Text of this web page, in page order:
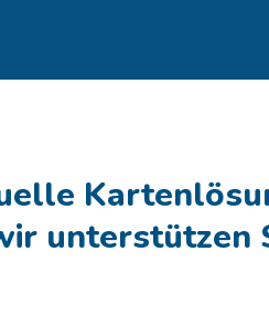
unterstützen